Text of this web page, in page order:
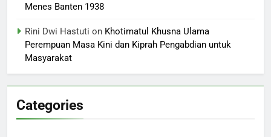
Menes Banten 1938
Rini Dwi Hastuti on Khotimatul Khusna Ulama
Perempuan Masa Kini dan Kiprah Pengabdian untuk
Masyarakat
Categories